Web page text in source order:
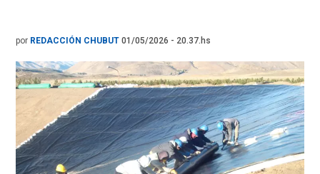
por REDACCIÓN CHUBUT 01/05/2026 - 20.37.hs